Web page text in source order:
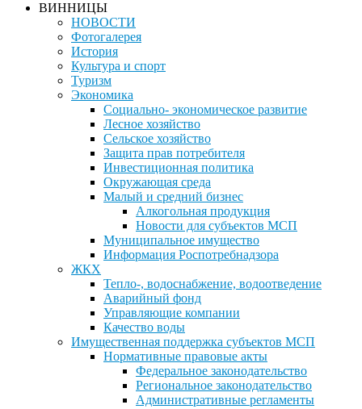
ВИННИЦЫ
НОВОСТИ
Фотогалерея
История
Культура и спорт
Туризм
Экономика
Социально- экономическое развитие
Лесное хозяйство
Сельское хозяйство
Защита прав потребителя
Инвестиционная политика
Окружающая среда
Малый и средний бизнес
Алкогольная продукция
Новости для субъектов МСП
Муниципальное имущество
Информация Роспотребнадзора
ЖКХ
Тепло-, водоснабжение, водоотведение
Аварийный фонд
Управляющие компании
Качество воды
Имущественная поддержка субъектов МСП
Нормативные правовые акты
Федеральное законодательство
Региональное законодательство
Административные регламенты